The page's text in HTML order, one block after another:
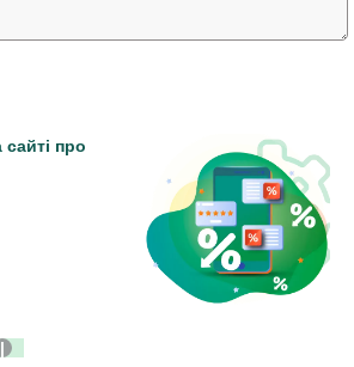
сайті про
|